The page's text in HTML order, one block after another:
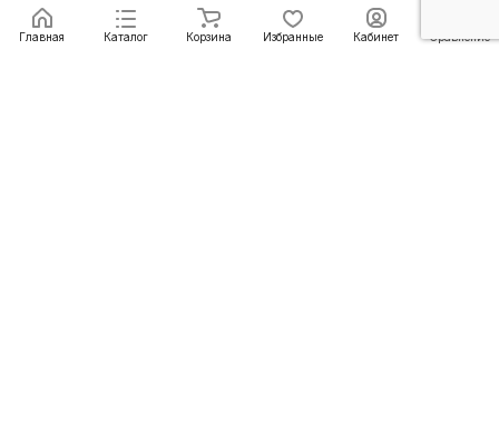
Главная Каталог Корзина Избранные Кабинет Сравнение